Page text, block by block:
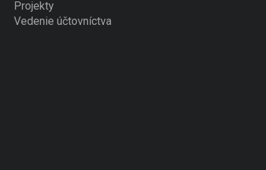
Projekty
Vedenie účtovníctva